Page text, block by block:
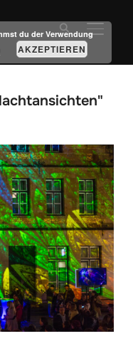
du der Verwendung
AKZEPTIEREN